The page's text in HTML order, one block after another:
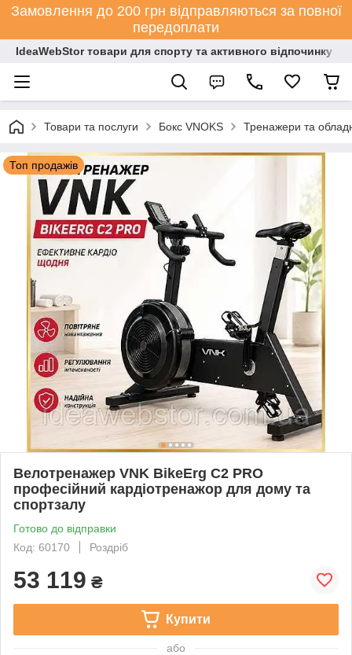
Замовлення до 200 грн відправляються за повної
передоплати
IdeaWebStor товари для спорту та активного відпочинку
Товари та послуги Бокс VNOKS Тренажери та
Топ продажів
Велотренажер VNK BikeErg C2 PRO
професійний кардіотренажор для дому та
спортзалу
Готово до відправки
Код: 60170
Роздріб
53 119 ₴
Купити
або